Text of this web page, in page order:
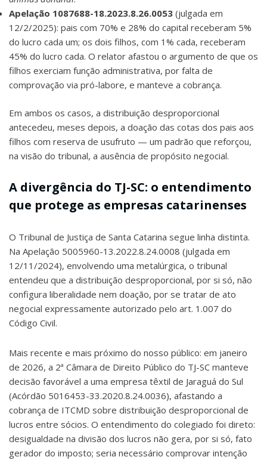
Apelação 1087688-18.2023.8.26.0053 (julgada em
12/2/2025): pais com 70% e 28% do capital receberam 5%
do lucro cada um; os dois filhos, com 1% cada, receberam
45% do lucro cada. O relator afastou o argumento de que os
filhos exerciam função administrativa, por falta de
comprovação via pró-labore, e manteve a cobrança.
Em ambos os casos, a distribuição desproporcional
antecedeu, meses depois, a doação das cotas dos pais aos
filhos com reserva de usufruto — um padrão que reforçou,
na visão do tribunal, a ausência de propósito negocial.
A divergência do TJ-SC: o entendimento
que protege as empresas catarinenses
O Tribunal de Justiça de Santa Catarina segue linha distinta.
Na Apelação 5005960-13.2022.8.24.0008 (julgada em
12/11/2024), envolvendo uma metalúrgica, o tribunal
entendeu que a distribuição desproporcional, por si só, não
configura liberalidade nem doação, por se tratar de ato
negocial expressamente autorizado pelo art. 1.007 do
Código Civil.
Mais recente e mais próximo do nosso público: em janeiro
de 2026, a 2ª Câmara de Direito Público do TJ-SC manteve
decisão favorável a uma empresa têxtil de Jaraguá do Sul
(Acórdão 5016453-33.2020.8.24.0036), afastando a
cobrança de ITCMD sobre distribuição desproporcional de
lucros entre sócios. O entendimento do colegiado foi direto:
desigualdade na divisão dos lucros não gera, por si só, fato
gerador do imposto; seria necessário comprovar intenção